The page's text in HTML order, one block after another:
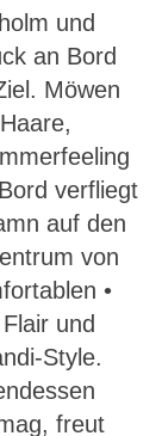
und
an Bord
Möwen
verfliegt
auf den
von
•
und
Style.
freut